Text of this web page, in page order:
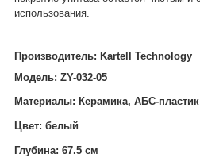
использования.
Производитель: Kartell Technology
Модель: ZY-032-05
Материалы: Керамика, АБС-пластик
Цвет: белый
Глубина: 67.5 см